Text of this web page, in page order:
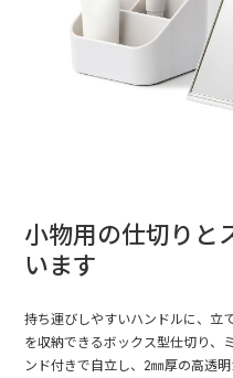
小物用の仕切りと
います
持ち運びしやすいハンドルに、立
を収納できるボックス型仕切り、
ンド付きで自立し、2㎜厚の高透